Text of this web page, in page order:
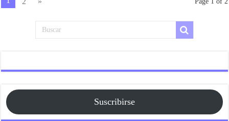
Suscribirse